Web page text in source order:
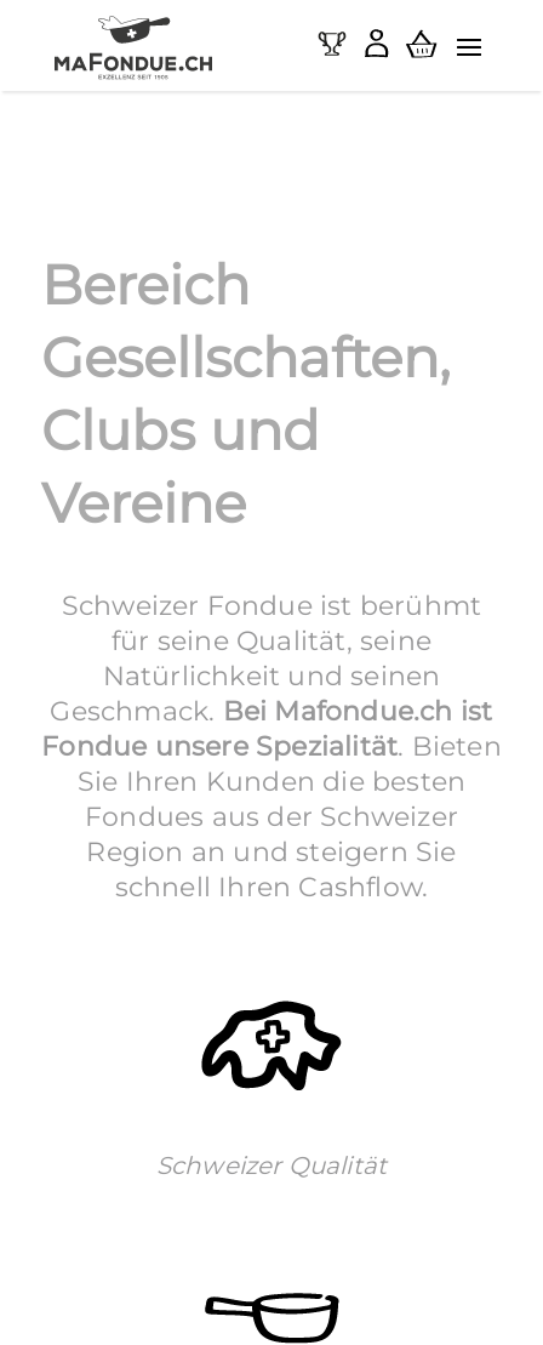
Bereich
Gesellschaften,
Clubs und
Vereine
Schweizer Fondue ist berühmt
für seine Qualität, seine
Natürlichkeit und seinen
Geschmack. Bei Mafondue.ch ist
Fondue unsere Spezialität. Bieten
Sie Ihren Kunden die besten
Fondues aus der Schweizer
Region an und steigern Sie
schnell Ihren Cashflow.
Schweizer Qualität